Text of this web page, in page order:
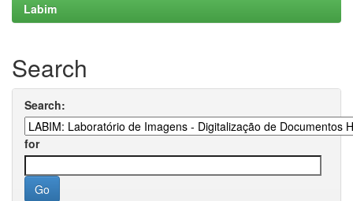
Labim
Search
Search:
for